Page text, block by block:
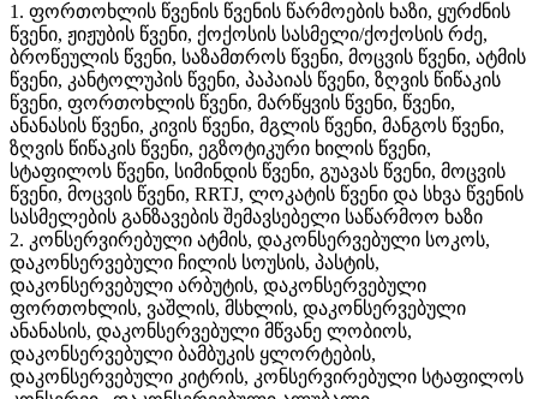
1. ფორთოხლის წვენის წვენის წარმოების ხაზი, ყურძნის
წვენი, ჟიჟუბის წვენი, ქოქოსის სასმელი/ქოქოსის რძე,
ბროწეულის წვენი, საზამთროს წვენი, მოცვის წვენი, ატმის
წვენი, კანტოლუპის წვენი, პაპაიას წვენი, ზღვის წიწაკის
წვენი, ფორთოხლის წვენი, მარწყვის წვენი, წვენი,
ანანასის წვენი, კივის წვენი, მგლის წვენი, მანგოს წვენი,
ზღვის წიწაკის წვენი, ეგზოტიკური ხილის წვენი,
სტაფილოს წვენი, სიმინდის წვენი, გუავას წვენი, მოცვის
წვენი, მოცვის წვენი, RRTJ, ლოკატის წვენი და სხვა წვენის
სასმელების განზავების შემავსებელი საწარმოო ხაზი
2. კონსერვირებული ატმის, დაკონსერვებული სოკოს,
დაკონსერვებული ჩილის სოუსის, პასტის,
დაკონსერვებული არბუტის, დაკონსერვებული
ფორთოხლის, ვაშლის, მსხლის, დაკონსერვებული
ანანასის, დაკონსერვებული მწვანე ლობიოს,
დაკონსერვებული ბამბუკის ყლორტების,
დაკონსერვებული კიტრის, კონსერვირებული სტაფილოს